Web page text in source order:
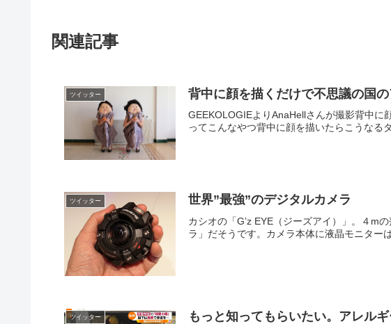
関連記事
ツイッター 背中に顔を描くだけで不思議の国
GEEKOLOGIEよりAnaHellさんが撮影背中
ってこんなやつ背中に顔を描いたらこうなる
ツイッター 世界”最強”のデジタルカメラ
カシオの「G’z EYE（ジーズアイ）」。４m
ラ」だそうです。カメラ本体に液晶モニター
ツイッター もっと知ってもらいたい。アレル